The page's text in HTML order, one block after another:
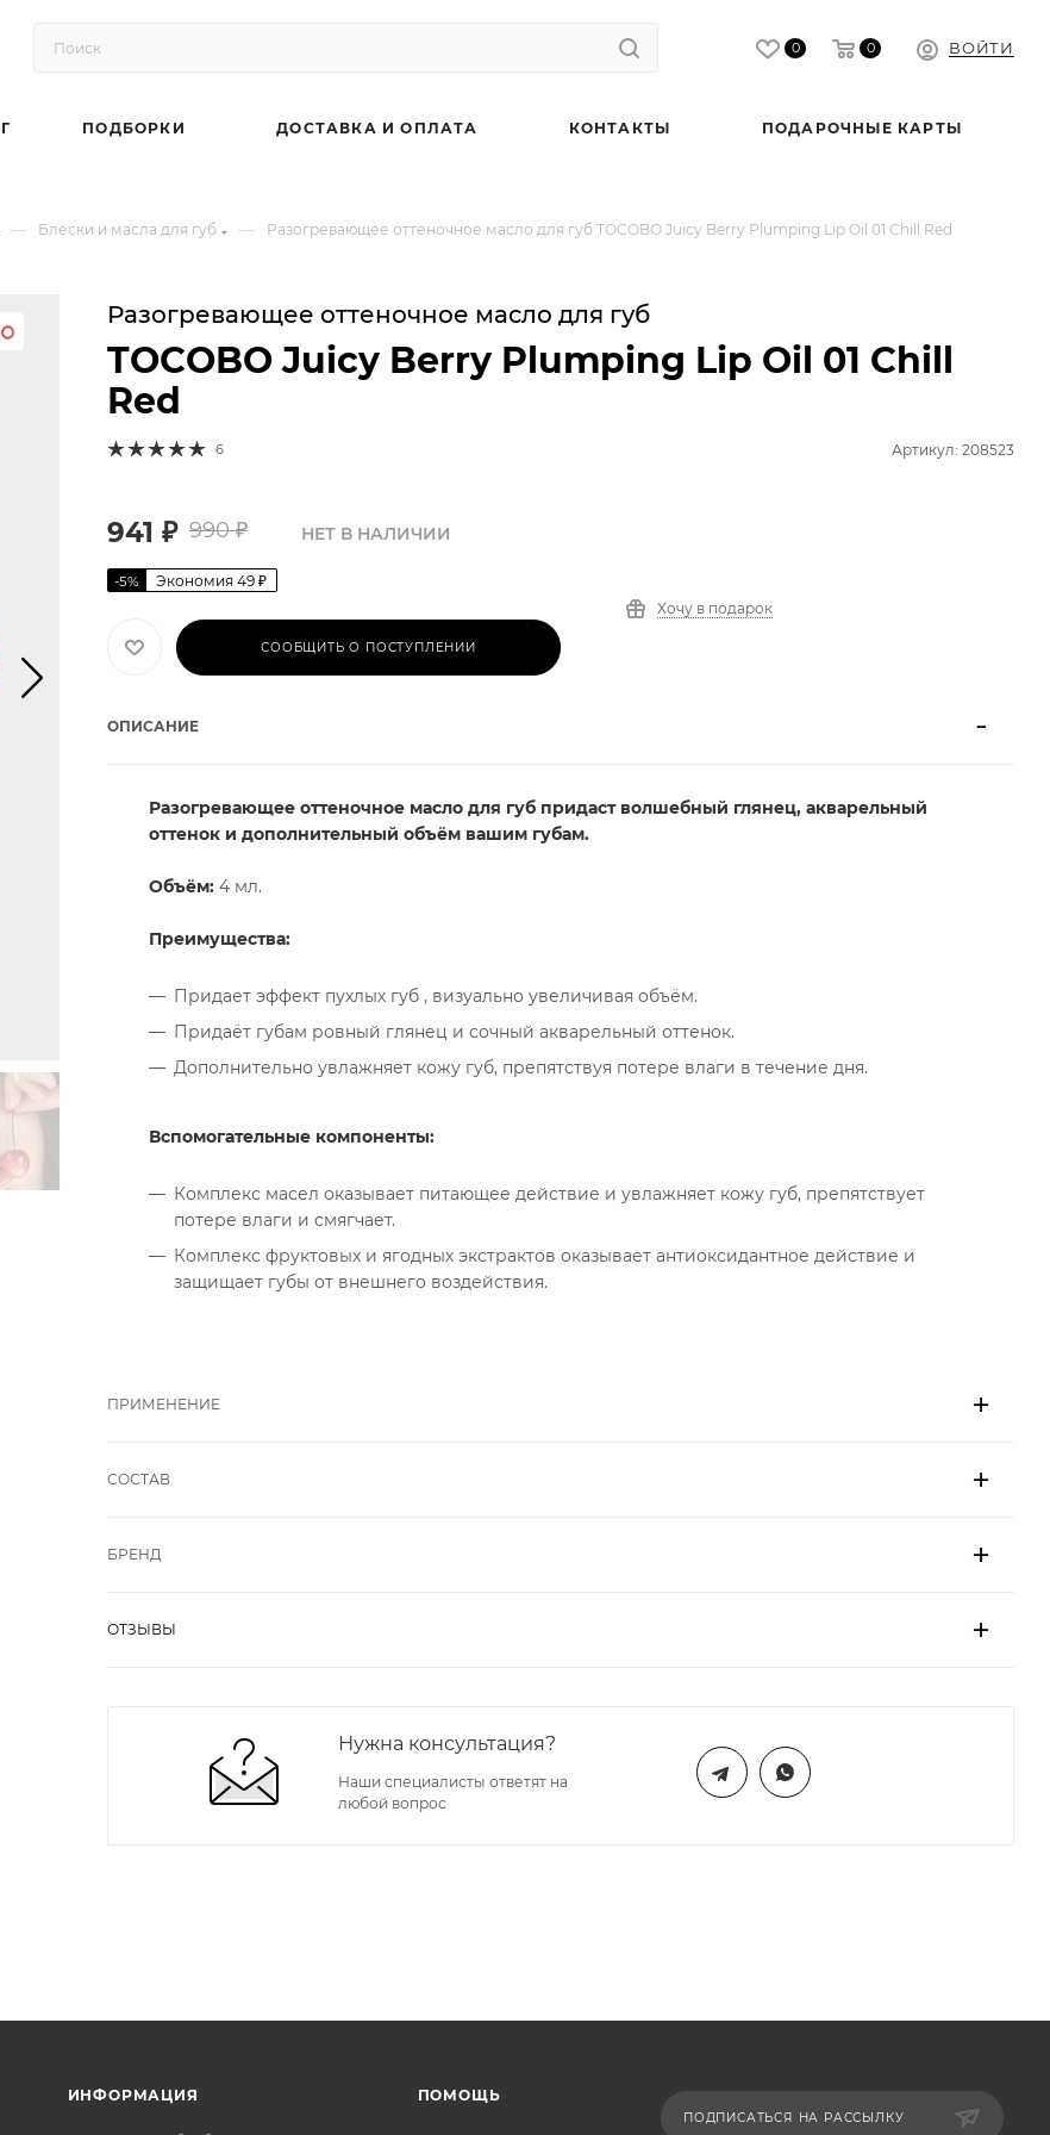
0 0 ВОЙТИ
ПОДБОРКИ ДОСТАВКА И ОПЛАТА КОНТАКТЫ ПОДАРОЧНЫЕ КАРТЫ
— Блески и масла для губ — Разогревающее оттеночное масло для губ TOCOBO Juicy Berry Plumping Lip Oil 01 Chill Red
Разогревающее оттеночное масло для губ
TOCOBO Juicy Berry Plumping Lip Oil 01 Chill
Red
6 Артикул: 208523
941 ₽ 990₽
-5% Экономия 49 ₽
НЕТ В НАЛИЧИИ
СООБЩИТЬ О ПОСТУПЛЕНИИ
Хочу в подарок
ОПИСАНИЕ
Разогревающее оттеночное масло для губ придаст волшебный глянец, акварельный
оттенок и дополнительный объём вашим губам.
Объём: 4 мл.
Преимущества:
Придает эффект пухлых губ , визуально увеличивая объём.
Придаёт губам ровный глянец и сочный акварельный оттенок.
Дополнительно увлажняет кожу губ, препятствуя потере влаги в течение дня.
Вспомогательные компоненты:
Комплекс масел оказывает питающее действие и увлажняет кожу губ, препятствует
потере влаги и смягчает.
Комплекс фруктовых и ягодных экстрактов оказывает антиоксидантное действие и
защищает губы от внешнего воздействия.
ПРИМЕНЕНИЕ
СОСТАВ
БРЕНД
ОТЗЫВЫ
Нужна консультация?
Наши специалисты ответят на
любой вопрос
ИНФОРМАЦИЯ ПОМОЩЬ
ПОДПИСАТЬСЯ НА РАССЫЛКУ